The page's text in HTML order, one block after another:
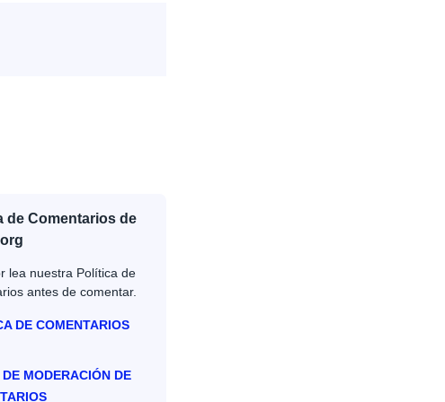
de Comentarios de
lea nuestra Política de
antes de comentar.
DE COMENTARIOS
DE MODERACIÓN DE